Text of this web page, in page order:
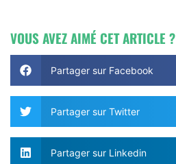
VOUS AVEZ AIMÉ CET ARTICLE ?
Partager sur Facebook
Partager sur Twitter
Partager sur Linkedin